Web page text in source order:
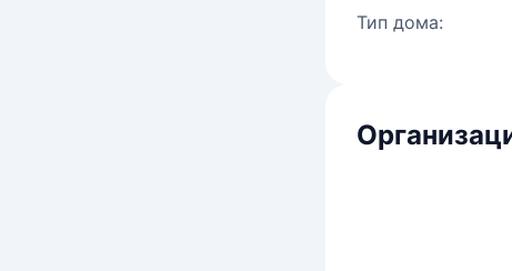
Тип дома: